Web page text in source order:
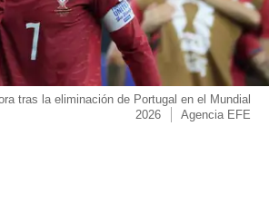
tras la eliminación de Portugal en el Mundial
2026
Agencia EFE